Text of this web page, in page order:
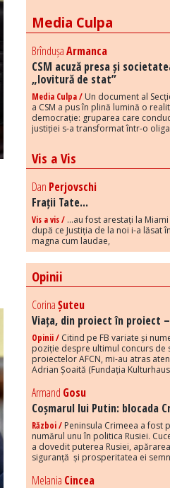
Media Culpa
BrîndușaArmanca
CSM acuză presa și
„lovitură de stat”
Media Culpa / Un document al
a CSM a pus în plină lumină o
democrație: gruparea care
justiției s-a transformat într-o
Vis a Vis
Dan Perjovschi
Frații Tate...
Vis a vis / ...au fost arestați la
după ce Justiția de la noi i-a lăsat
magna cum laudae,
Opinii
CorinaȘuteu
Viața, din proiect în proiect –
Opinii / Citind pe FB variate și
poziție despre ultimul concurs de
proiectelor AFCN, mi-au atras
Adrian Șoaită (Fundația
Armand Gosu
Coșmarul lui Putin: blocada
Război / Peninsula Crimeea a fost
numărul unu în politica Rusiei.
a dovedit puterea Rusiei,
siguranță și prosperitatea ei
Melania Cincea